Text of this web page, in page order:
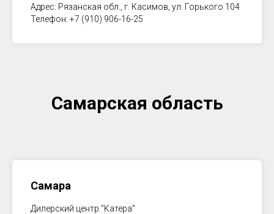
Адрес: Рязанская обл., г. Касимов, ул. Горького 104
Телефон: +7 (910) 906-16-25
Самарская область
Самара
Дилерский центр "Катера"